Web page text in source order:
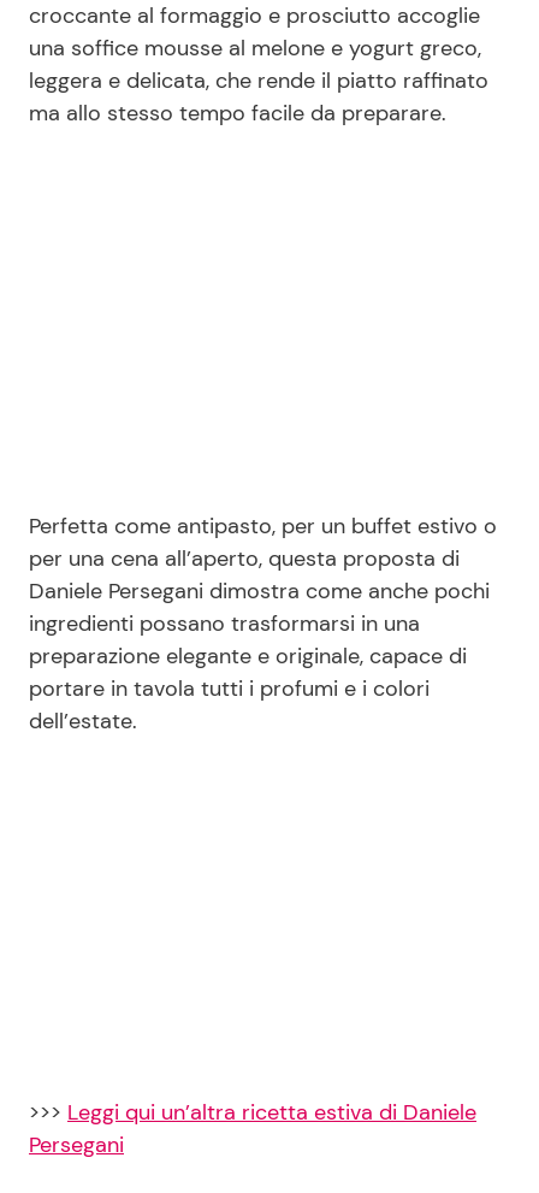
Festività Ricette per Bambini
Pubblicità
Privacy Policy
croccante al formaggio e prosciutto accoglie
una soffice mousse al melone e yogurt greco,
leggera e delicata, che rende il piatto raffinato
ma allo stesso tempo facile da preparare.
Perfetta come antipasto, per un buffet estivo o
per una cena all’aperto, questa proposta di
Daniele Persegani dimostra come anche pochi
ingredienti possano trasformarsi in una
preparazione elegante e originale, capace di
portare in tavola tutti i profumi e i colori
dell’estate.
>>> Leggi qui un’altra ricetta estiva di Daniele
Persegani